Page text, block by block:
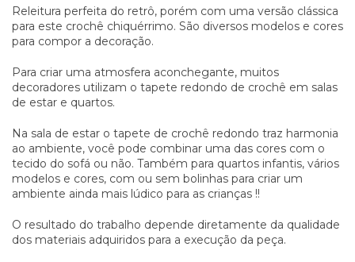
Releitura perfeita do retrô, porém com uma versão clássica
para este crochê chiquérrimo. São diversos modelos e cores
para compor a decoração.
Para criar uma atmosfera aconchegante, muitos
decoradores utilizam o tapete redondo de crochê em salas
de estar e quartos.
Na sala de estar o tapete de crochê redondo traz harmonia
ao ambiente, você pode combinar uma das cores com o
tecido do sofá ou não. Também para quartos infantis, vários
modelos e cores, com ou sem bolinhas para criar um
ambiente ainda mais lúdico para as crianças !!
O resultado do trabalho depende diretamente da qualidade
dos materiais adquiridos para a execução da peça.